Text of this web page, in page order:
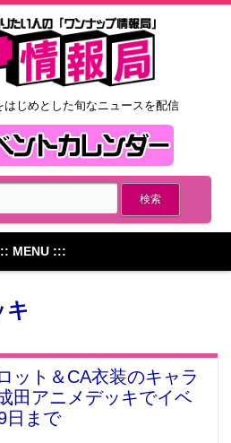
じめとした旬なニュースを配信
MENU :::
キ
ット＆CA衣装のキャラ
田アニメデッキでイベ
日まで